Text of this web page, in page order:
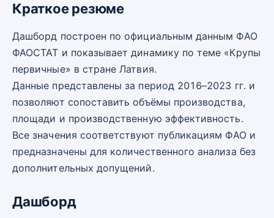
Краткое резюме
Дашборд построен по официальным данным ФАО
ФАОСТАТ и показывает динамику по теме «Крупы
первичные» в стране Латвия.
Данные представлены за период 2016–2023 гг. и
позволяют сопоставить объёмы производства,
площади и производственную эффективность.
Все значения соответствуют публикациям ФАО и
предназначены для количественного анализа без
дополнительных допущений.
Дашборд